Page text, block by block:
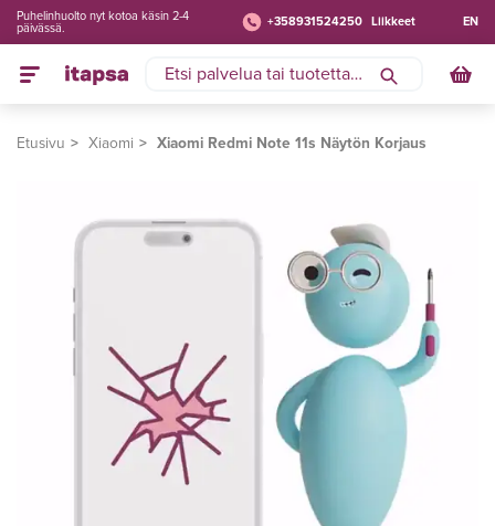
+358931524250 Liikkeet
Puhelinhuolto nyt kotoa käsin 2-4
päivässä.
EN
Etusivu Xiaomi Xiaomi Redmi Note 11s Näytön Korjaus